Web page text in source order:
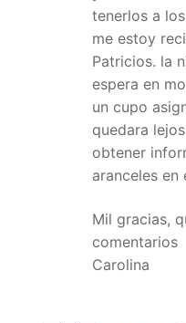
tenerlos a
me estoy
Patricios. la
espera en
un cupo
quedara
obtener
aranceles en
Mil gracias,
comentarios
Carolina